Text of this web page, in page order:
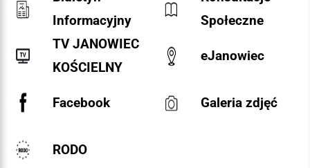
Informacyjny
Społeczne
TV JANOWIEC
KOŚCIELNY
eJanowiec
Facebook Galeria zdjęć
RODO